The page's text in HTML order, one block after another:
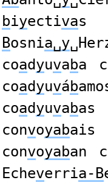
biyectivas
Bosnia␣y
coadyuvaba
coadyuváb
coadyuvabas
convoyabais
convoyaban
Echeverria-B